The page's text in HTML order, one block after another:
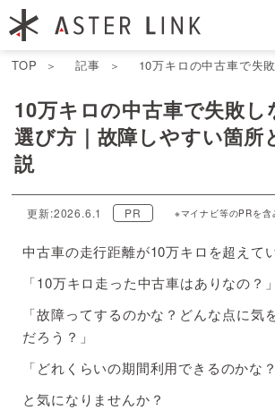
TOP 記事 10万キロの中古車で失
10万キロの中古車で失敗し
選び方｜故障しやすい箇所
説
更新:2026.6.1 PR ※マイナビ等のPRを含
中古車の走行距離が10万キロを超えて
「10万キロ走った中古車はありなの？」
「故障ってするのかな？どんな点に気
だろう？」
「どれくらいの期間利用できるのかな？
と気になりませんか？